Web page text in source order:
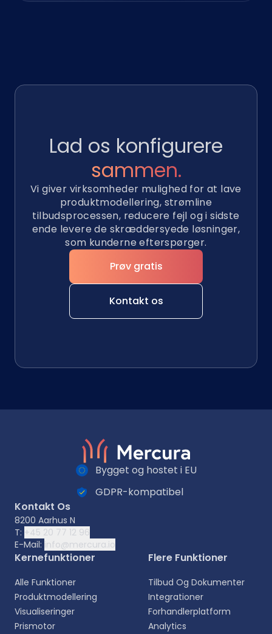
Lad os konfigurere
sammen.
Vi giver virksomheder mulighed for at lave
produktmodellering, strømline
tilbudsprocessen, reducere fejl og i sidste
ende levere de skræddersyede løsninger,
som kunderne efterspørger.
Prøv gratis
Kontakt os
Bygget og hostet i EU
GDPR-kompatibel
Kontakt Os
8200 Aarhus N
T: +45 20 77 12 96
E-Mail: info@mercura.io
Kernefunktioner
Alle Funktioner
Produktmodellering
Visualiseringer
Prismotor
Flere Funktioner
Tilbud Og Dokumenter
Integrationer
Forhandlerplatform
Analytics